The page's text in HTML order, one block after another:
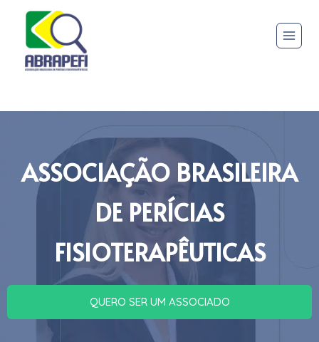
ASSOCIAÇÃO BRASILEIRA
DE PERÍCIAS
FISIOTERAPÊUTICAS
QUERO SER UM ASSOCIADO